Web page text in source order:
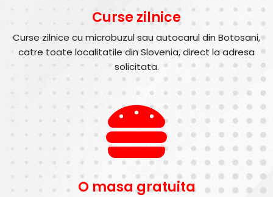
Curse zilnice
Curse zilnice cu microbuzul sau autocarul din Botosani,
catre toate localitatile din Slovenia, direct la adresa
solicitata.
O masa gratuita